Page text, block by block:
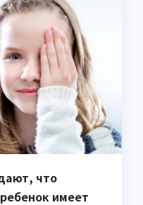
что
имеет